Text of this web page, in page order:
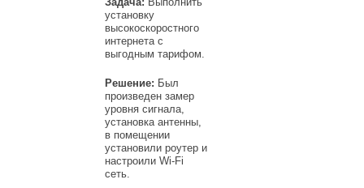
установку
высокоскоростного
интернета с
выгодным тарифом.
Решение: Был
произведен замер
уровня сигнала,
установка антенны,
в помещении
установили роутер и
настроили Wi-Fi
сеть.